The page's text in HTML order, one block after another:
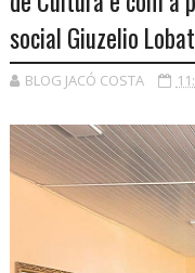
social Giuzelio
BLOG JACÓ COSTA